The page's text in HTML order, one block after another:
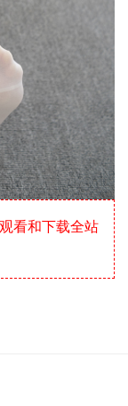
看和下载全站